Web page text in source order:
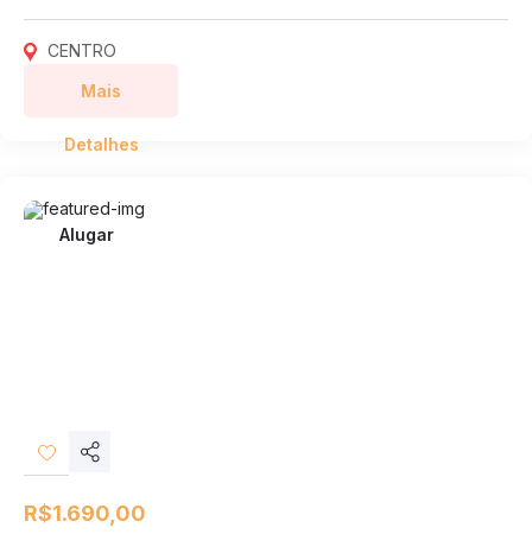
CENTRO
Mais
Detalhes
Alugar
DesejosCompartilhar
R$1.690,00